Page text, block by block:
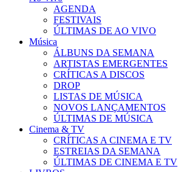
AGENDA
FESTIVAIS
ÚLTIMAS DE AO VIVO
Música
ÁLBUNS DA SEMANA
ARTISTAS EMERGENTES
CRÍTICAS A DISCOS
DROP
LISTAS DE MÚSICA
NOVOS LANÇAMENTOS
ÚLTIMAS DE MÚSICA
Cinema & TV
CRÍTICAS A CINEMA E TV
ESTREIAS DA SEMANA
ÚLTIMAS DE CINEMA E TV